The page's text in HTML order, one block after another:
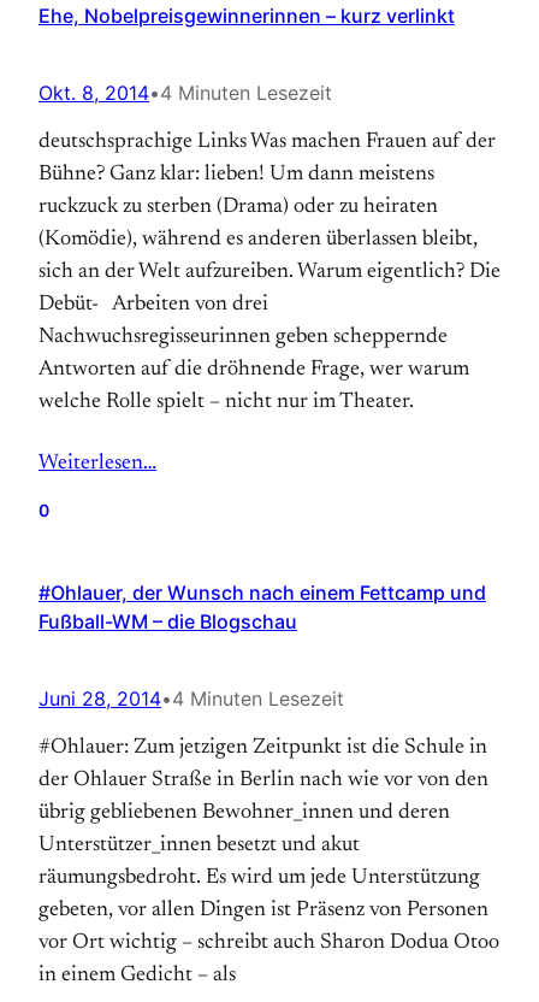
Ehe, Nobelpreisgewinnerinnen – kurz verlinkt
Okt. 8, 2014•4 Minuten Lesezeit
deutschsprachige Links Was machen Frauen auf der
Bühne? Ganz klar: lieben! Um dann meistens
ruckzuck zu sterben (Drama) oder zu heiraten
(Komödie), während es anderen überlassen bleibt,
sich an der Welt aufzureiben. Warum eigentlich? Die
Debüt-­ Arbeiten von drei
Nachwuchsregisseurinnen geben scheppernde
Antworten auf die dröhnende Frage, wer warum
welche Rolle spielt – nicht nur im Theater.
Weiterlesen…
0
#Ohlauer, der Wunsch nach einem Fettcamp und
Fußball-WM – die Blogschau
Juni 28, 2014•4 Minuten Lesezeit
#Ohlauer: Zum jetzigen Zeitpunkt ist die Schule in
der Ohlauer Straße in Berlin nach wie vor von den
übrig gebliebenen Bewohner_innen und deren
Unterstützer_innen besetzt und akut
räumungsbedroht. Es wird um jede Unterstützung
gebeten, vor allen Dingen ist Präsenz von Personen
vor Ort wichtig – schreibt auch Sharon Dodua Otoo
in einem Gedicht – als